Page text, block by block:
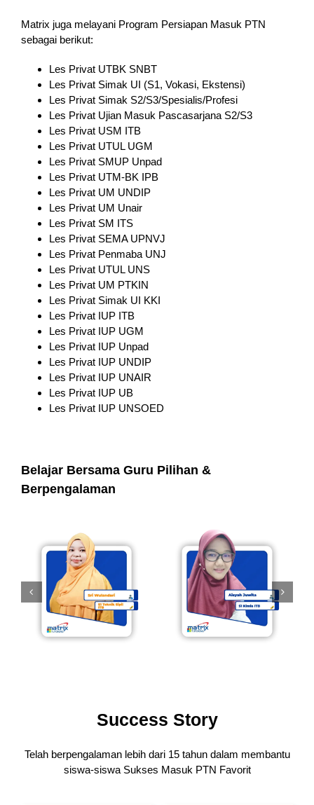
Matrix juga melayani Program Persiapan Masuk PTN
sebagai berikut:
Les Privat UTBK SNBT
Les Privat Simak UI (S1, Vokasi, Ekstensi)
Les Privat Simak S2/S3/Spesialis/Profesi
Les Privat Ujian Masuk Pascasarjana S2/S3
Les Privat USM ITB
Les Privat UTUL UGM
Les Privat SMUP Unpad
Les Privat UTM-BK IPB
Les Privat UM UNDIP
Les Privat UM Unair
Les Privat SM ITS
Les Privat SEMA UPNVJ
Les Privat Penmaba UNJ
Les Privat UTUL UNS
Les Privat UM PTKIN
Les Privat Simak UI KKI
Les Privat IUP ITB
Les Privat IUP UGM
Les Privat IUP Unpad
Les Privat IUP UNDIP
Les Privat IUP UNAIR
Les Privat IUP UB
Les Privat IUP UNSOED
Belajar Bersama Guru Pilihan &
Berpengalaman
Success Story
Telah berpengalaman lebih dari 15 tahun dalam membantu
siswa-siswa Sukses Masuk PTN Favorit